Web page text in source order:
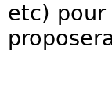
etc) pour